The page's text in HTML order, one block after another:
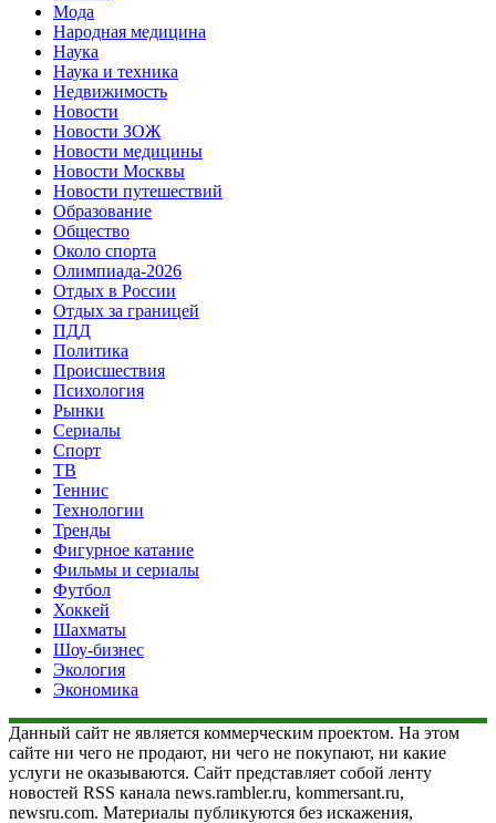
Мода
Народная медицина
Наука
Наука и техника
Недвижимость
Новости
Новости ЗОЖ
Новости медицины
Новости Москвы
Новости путешествий
Образование
Общество
Около спорта
Олимпиада-2026
Отдых в России
Отдых за границей
ПДД
Политика
Происшествия
Психология
Рынки
Сериалы
Спорт
ТВ
Теннис
Технологии
Тренды
Фигурное катание
Фильмы и сериалы
Футбол
Хоккей
Шахматы
Шоу-бизнес
Экология
Экономика
Данный сайт не является коммерческим проектом. На этом
сайте ни чего не продают, ни чего не покупают, ни какие
услуги не оказываются. Сайт представляет собой ленту
новостей RSS канала news.rambler.ru, kommersant.ru,
newsru.com. Материалы публикуются без искажения,